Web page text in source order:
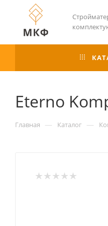
Eterno
Главная — Каталог —